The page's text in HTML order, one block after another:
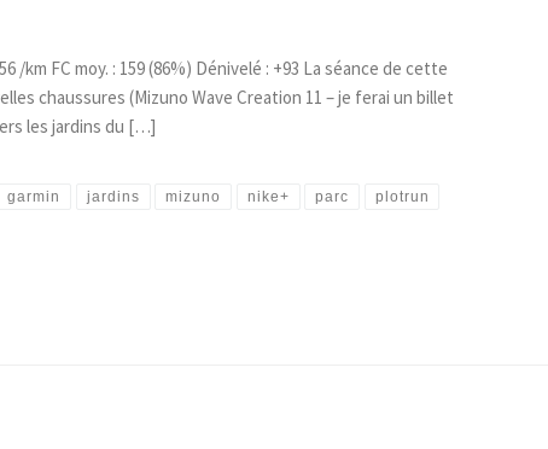
/km FC moy. : 159 (86%) Dénivelé : +93 La séance de cette
chaussures (Mizuno Wave Creation 11 – je ferai un billet
les jardins du […]
garmin jardins mizuno nike+ parc plotrun